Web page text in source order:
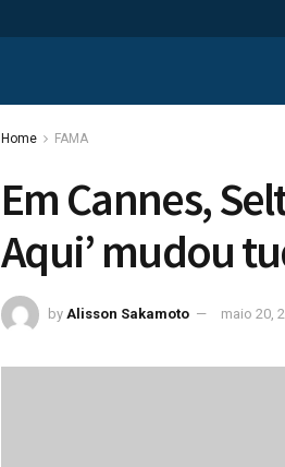
Home FAMA
Em Cannes,
Aqui’ mudou
by Alisson Sakamoto maio 20,